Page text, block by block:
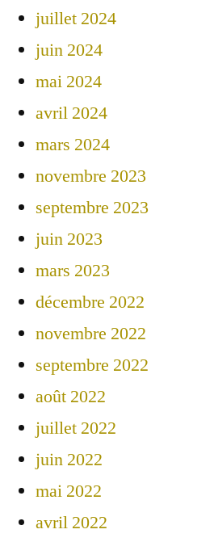
juillet 2024
juin 2024
mai 2024
avril 2024
mars 2024
novembre 2023
septembre 2023
juin 2023
mars 2023
décembre 2022
novembre 2022
septembre 2022
août 2022
juillet 2022
juin 2022
mai 2022
avril 2022